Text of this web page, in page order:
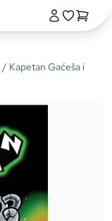
/ Kapetan Gaćeša i